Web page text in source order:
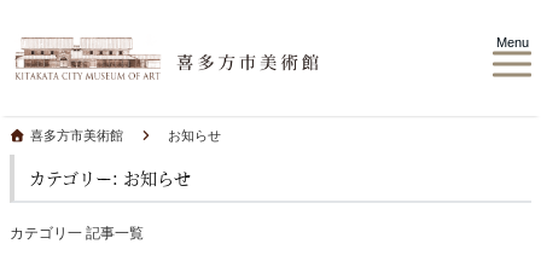
Menu
喜多方市美術館 お知らせ
カテゴリー: お知らせ
カテゴリ一 記事一覧